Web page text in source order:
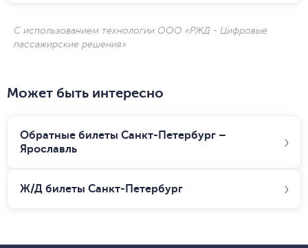
С использованием технологии ООО «РЖД - Цифровые
пассажирские решения»
Может быть интересно
Обратные билеты Санкт-Петербург –
Ярославль
Ж/Д билеты Санкт-Петербург